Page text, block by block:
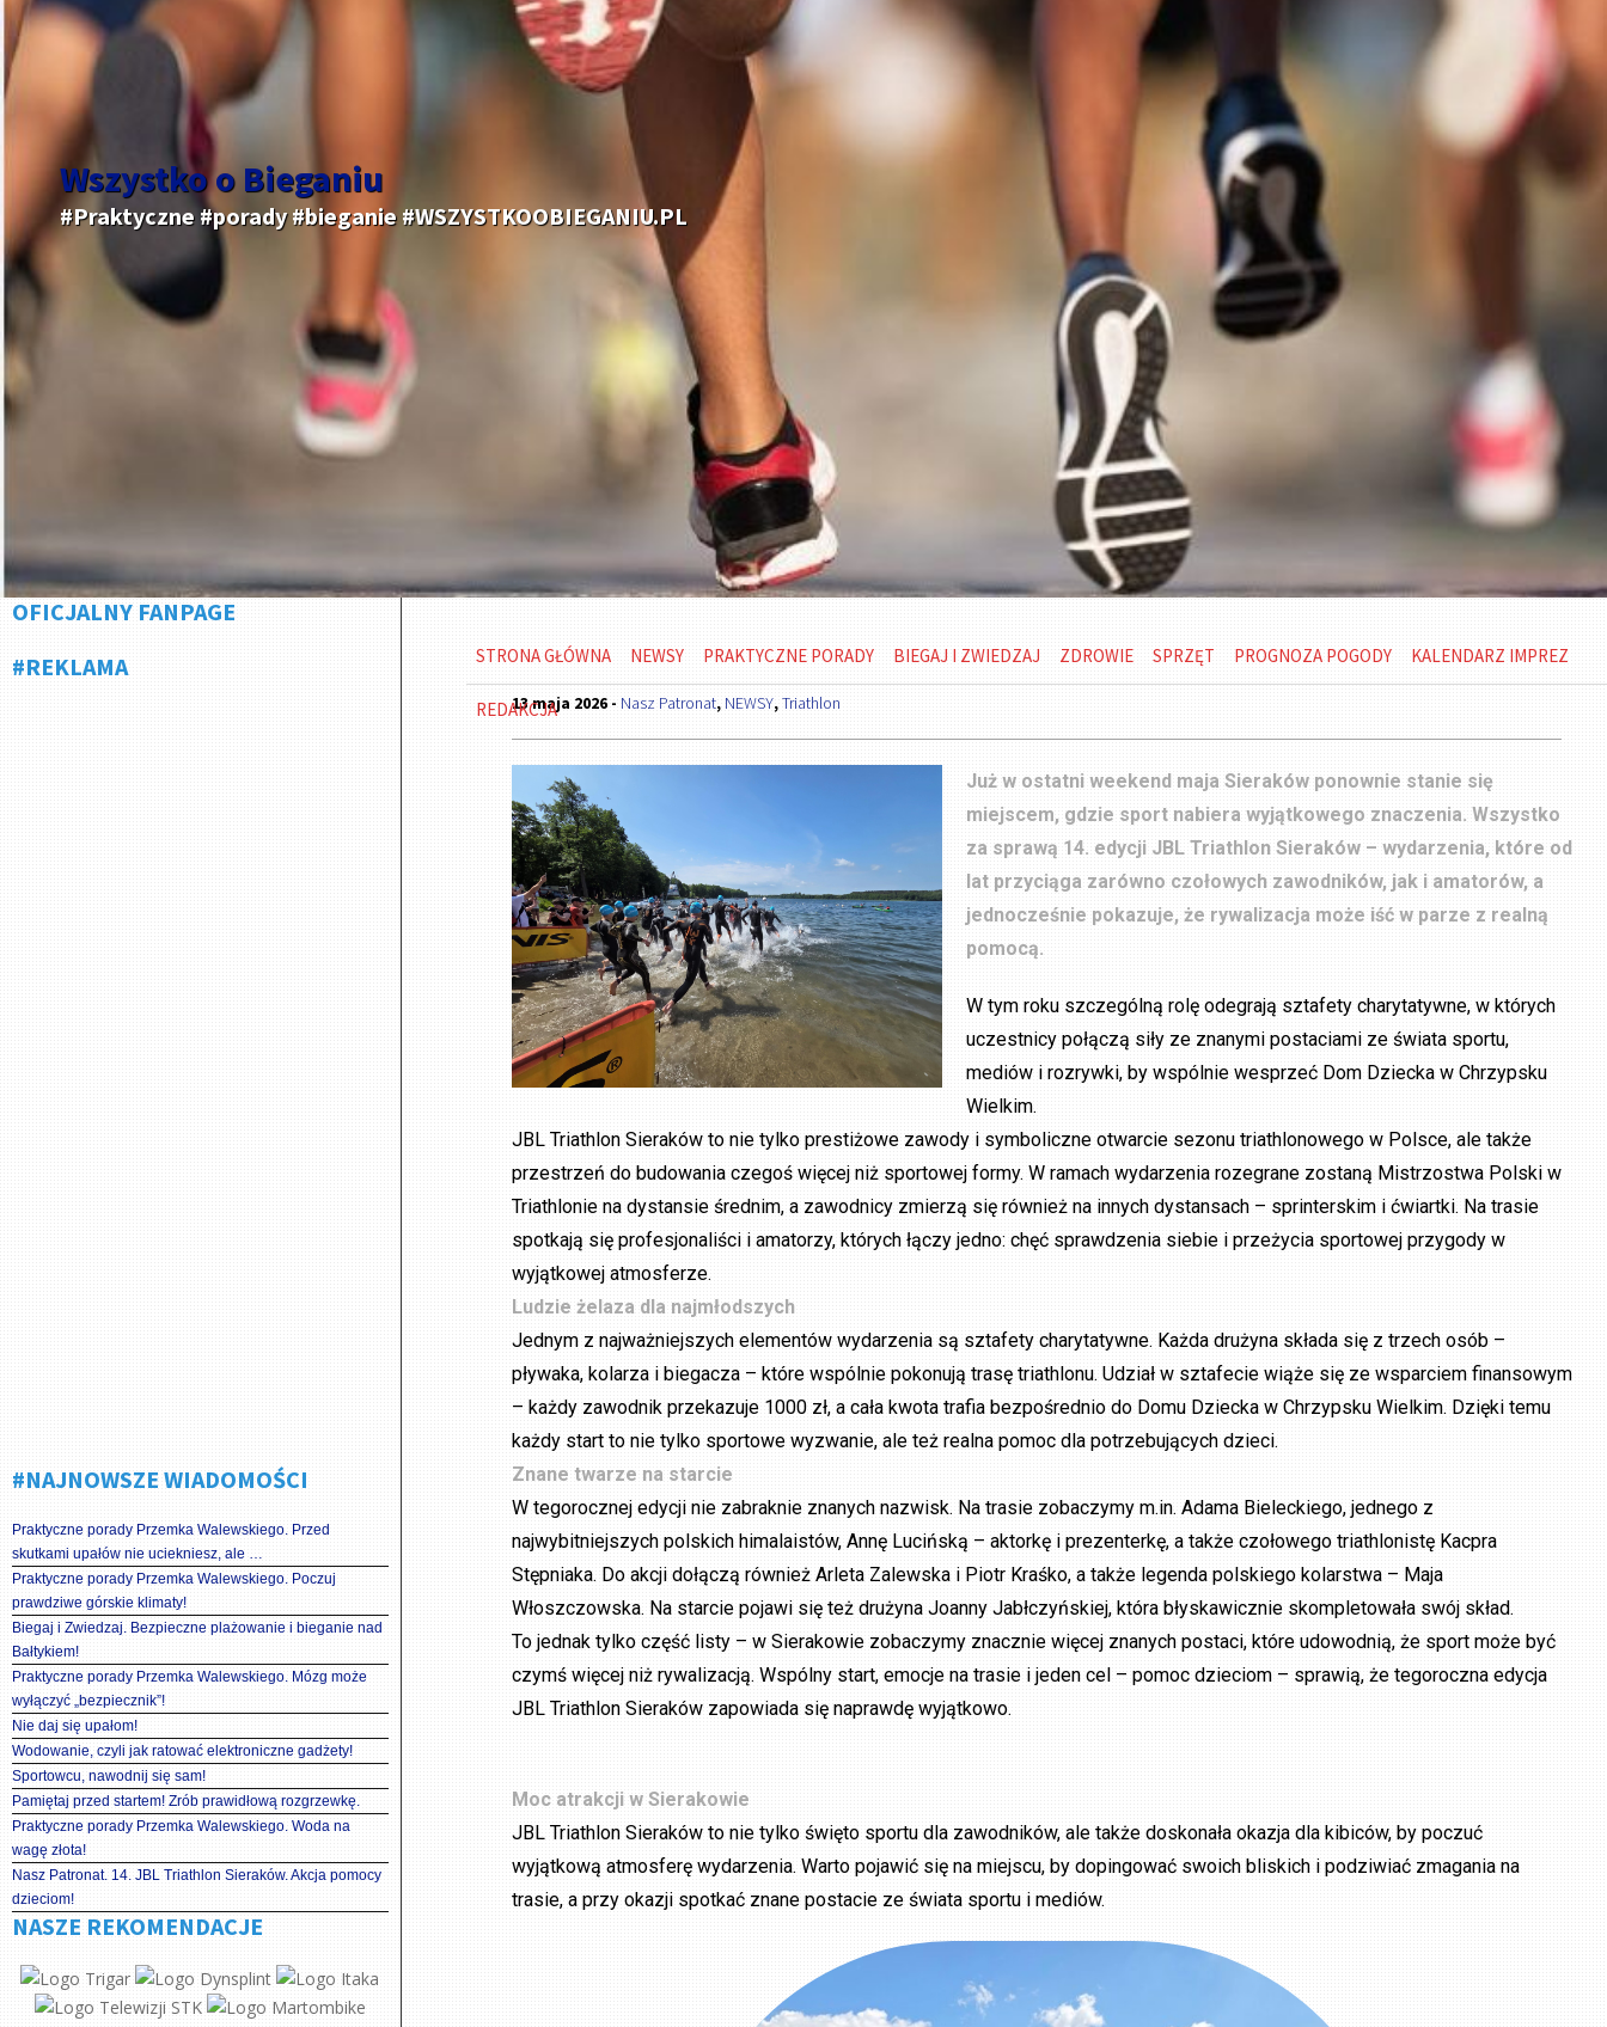
Wszystko o Bieganiu
#Praktyczne #porady #bieganie #WSZYSTKOOBIEGANIU.PL
OFICJALNY FANPAGE
#REKLAMA
#NAJNOWSZE WIADOMOŚCI
Praktyczne porady Przemka Walewskiego. Przed
skutkami upałów nie uciekniesz, ale …
Praktyczne porady Przemka Walewskiego. Poczuj
prawdziwe górskie klimaty!
Biegaj i Zwiedzaj. Bezpieczne plażowanie i bieganie nad
Bałtykiem!
Praktyczne porady Przemka Walewskiego. Mózg może
wyłączyć „bezpiecznik”!
Nie daj się upałom!
Wodowanie, czyli jak ratować elektroniczne gadżety!
Sportowcu, nawodnij się sam!
Pamiętaj przed startem! Zrób prawidłową rozgrzewkę.
Praktyczne porady Przemka Walewskiego. Woda na
wagę złota!
Nasz Patronat. 14. JBL Triathlon Sieraków. Akcja pomocy
dzieciom!
NASZE REKOMENDACJE
STRONA GŁÓWNA NEWSY PRAKTYCZNE PORADY BIEGAJ I ZWIEDZAJ ZDROWIE SPRZĘT PROGNOZA POGODY KALENDARZ IMPREZ
REDAKCJA
13 maja 2026 - Nasz Patronat, NEWSY,Triathlon
Już w ostatni weekend maja Sieraków ponownie stanie się
miejscem, gdzie sport nabiera wyjątkowego znaczenia. Wszystko
za sprawą 14. edycji JBL Triathlon Sieraków – wydarzenia, które od
lat przyciąga zarówno czołowych zawodników, jak i amatorów, a
jednocześnie pokazuje, że rywalizacja może iść w parze z realną
pomocą.
W tym roku szczególną rolę odegrają sztafety charytatywne, w których
uczestnicy połączą siły ze znanymi postaciami ze świata sportu,
mediów i rozrywki, by wspólnie wesprzeć Dom Dziecka w Chrzypsku
Wielkim.
JBL Triathlon Sieraków to nie tylko prestiżowe zawody i symboliczne otwarcie sezonu triathlonowego w Polsce, ale także
przestrzeń do budowania czegoś więcej niż sportowej formy. W ramach wydarzenia rozegrane zostaną Mistrzostwa Polski w
Triathlonie na dystansie średnim, a zawodnicy zmierzą się również na innych dystansach – sprinterskim i ćwiartki. Na trasie
spotkają się profesjonaliści i amatorzy, których łączy jedno: chęć sprawdzenia siebie i przeżycia sportowej przygody w
wyjątkowej atmosferze.
Ludzie żelaza dla najmłodszych
Jednym z najważniejszych elementów wydarzenia są sztafety charytatywne. Każda drużyna składa się z trzech osób –
pływaka, kolarza i biegacza – które wspólnie pokonują trasę triathlonu. Udział w sztafecie wiąże się ze wsparciem finansowym
– każdy zawodnik przekazuje 1000 zł, a cała kwota trafia bezpośrednio do Domu Dziecka w Chrzypsku Wielkim. Dzięki temu
każdy start to nie tylko sportowe wyzwanie, ale też realna pomoc dla potrzebujących dzieci.
Znane twarze na starcie
W tegorocznej edycji nie zabraknie znanych nazwisk. Na trasie zobaczymy m.in. Adama Bieleckiego, jednego z
najwybitniejszych polskich himalaistów, Annę Lucińską – aktorkę i prezenterkę, a także czołowego triathlonistę Kacpra
Stępniaka. Do akcji dołączą również Arleta Zalewska i Piotr Kraśko, a także legenda polskiego kolarstwa – Maja
Włoszczowska. Na starcie pojawi się też drużyna Joanny Jabłczyńskiej, która błyskawicznie skompletowała swój skład.
To jednak tylko część listy – w Sierakowie zobaczymy znacznie więcej znanych postaci, które udowodnią, że sport może być
czymś więcej niż rywalizacją. Wspólny start, emocje na trasie i jeden cel – pomoc dzieciom – sprawią, że tegoroczna edycja
JBL Triathlon Sieraków zapowiada się naprawdę wyjątkowo.
Moc atrakcji w Sierakowie
JBL Triathlon Sieraków to nie tylko święto sportu dla zawodników, ale także doskonała okazja dla kibiców, by poczuć
wyjątkową atmosferę wydarzenia. Warto pojawić się na miejscu, by dopingować swoich bliskich i podziwiać zmagania na
trasie, a przy okazji spotkać znane postacie ze świata sportu i mediów.